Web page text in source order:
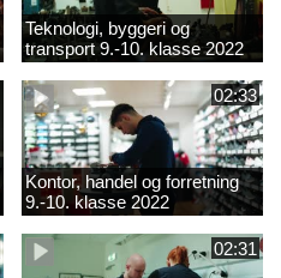
Teknologi, byggeri og
transport 9.-10. klasse 2022
02:33
Kontor, handel og forretning
9.-10. klasse 2022
02:31